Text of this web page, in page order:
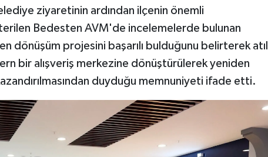
ziyaretinin ardından ilçenin önemli
Bedesten AVM'de incelemelerde bulunan
dönüşüm projesini başarılı bulduğunu belirterek atıl
bir alışveriş merkezine dönüştürülerek yeniden
duyduğu memnuniyeti ifade etti.